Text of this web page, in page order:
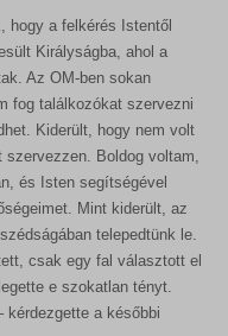
hogy a felkérés Istentől
Királyságba, ahol a
Az OM-ben sokan
fog találkozókat szervezni
Kiderült, hogy nem volt
szervezzen. Boldog voltam,
és Isten segítségével
Mint kiderült, az
telepedtünk le.
csak egy fal választott el
e szokatlan tényt.
kérdezgette a későbbi